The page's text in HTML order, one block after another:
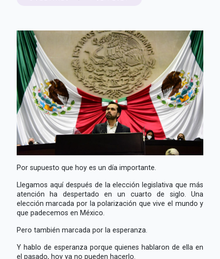
Por supuesto que hoy es un día importante.
Llegamos aquí después de la elección legislativa que más
atención ha despertado en un cuarto de siglo. Una
elección marcada por la polarización que vive el mundo y
que padecemos en México.
Pero también marcada por la esperanza.
Y hablo de esperanza porque quienes hablaron de ella en
el pasado, hoy ya no pueden hacerlo.